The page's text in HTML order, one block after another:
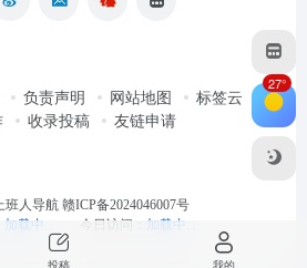
负责声明 网站地图
标签云
收录投稿 友链申请
班人导航 赣ICP备2024046007号
加载中... 今日访问： 加载中...
27°
投稿 我的